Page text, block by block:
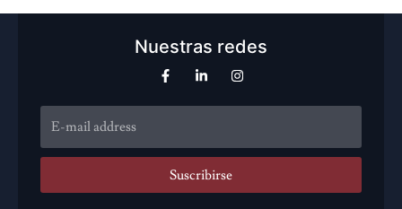
Nuestras redes
Suscribirse